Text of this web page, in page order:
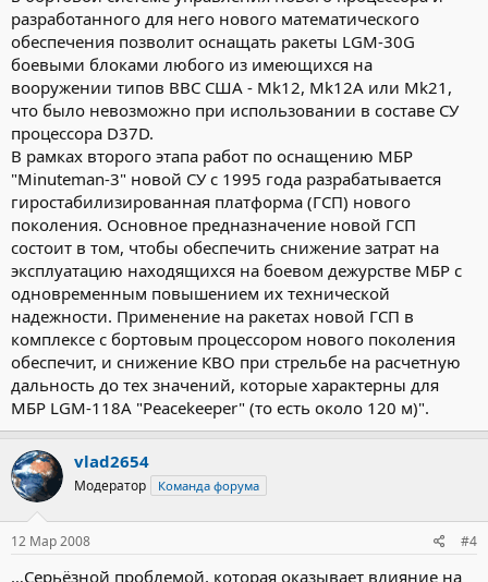
разработанного для него нового математического
обеспечения позволит оснащать ракеты LGM-30G
боевыми блоками любого из имеющихся на
вооружении типов ВВС США - Mk12, Mk12A или Mk21,
что было невозможно при использовании в составе СУ
процессора D37D.
В рамках второго этапа работ по оснащению МБР
"Minuteman-3" новой СУ с 1995 года разрабатывается
гиростабилизированная платформа (ГСП) нового
поколения. Основное предназначение новой ГСП
состоит в том, чтобы обеспечить снижение затрат на
эксплуатацию находящихся на боевом дежурстве МБР с
одновременным повышением их технической
надежности. Применение на ракетах новой ГСП в
комплексе с бортовым процессором нового поколения
обеспечит, и снижение КВО при стрельбе на расчетную
дальность до тех значений, которые характерны для
МБР LGM-118A "Peacekeeper" (то есть около 120 м)".
vlad2654
Модератор Команда форума
12 Мар 2008 #4
…Серьёзной проблемой, которая оказывает влияние на